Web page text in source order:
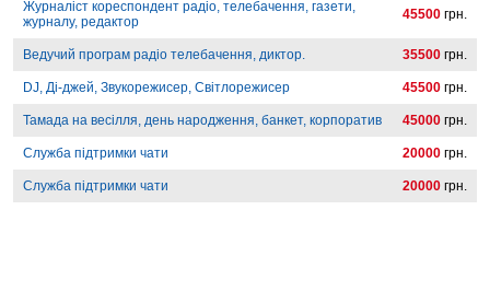
Журналіст кореспондент радіо, телебачення, газети,
журналу, редактор
45500 грн.
Ведучий програм радіо телебачення, диктор. 35500 грн.
DJ, Ді-джей, Звукорежисер, Світлорежисер 45500 грн.
Тамада на весілля, день народження, банкет, корпоратив 45000 грн.
Служба підтримки чати 20000 грн.
Служба підтримки чати 20000 грн.